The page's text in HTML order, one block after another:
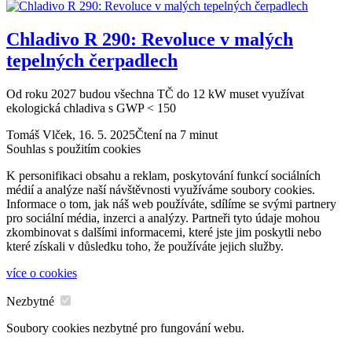
Chladivo R 290: Revoluce v malých
tepelných čerpadlech
Od roku 2027 budou všechna TČ do 12 kW muset využívat
ekologická chladiva s GWP < 150
Tomáš Vlček, 16. 5. 2025Čtení na 7 minut
Souhlas s použitím cookies
K personifikaci obsahu a reklam, poskytování funkcí sociálních
médií a analýze naší návštěvnosti využíváme soubory cookies.
Informace o tom, jak náš web používáte, sdílíme se svými partnery
pro sociální média, inzerci a analýzy. Partneři tyto údaje mohou
zkombinovat s dalšími informacemi, které jste jim poskytli nebo
které získali v důsledku toho, že používáte jejich služby.
více o cookies
Nezbytné
Soubory cookies nezbytné pro fungování webu.